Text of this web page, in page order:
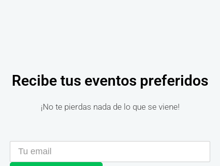
Recibe tus eventos preferidos
¡No te pierdas nada de lo que se viene!